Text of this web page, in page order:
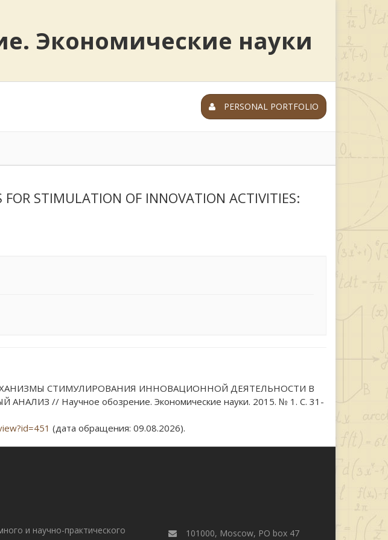
Экономические науки
PERSONAL PORTFOLIO
STIMULATION OF INNOVATION ACTIVITIES:
СТИМУЛИРОВАНИЯ ИННОВАЦИОННОЙ ДЕЯТЕЛЬНОСТИ В
// Научное обозрение. Экономические науки. 2015. № 1. С. 31-
(дата обращения: 09.08.2026).
и научно-практического
101000, Moscow, PO box 47